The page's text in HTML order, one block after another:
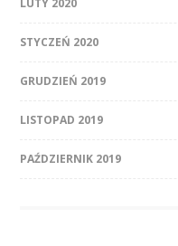
LUTY 2020
STYCZEŃ 2020
GRUDZIEŃ 2019
LISTOPAD 2019
PAŹDZIERNIK 2019